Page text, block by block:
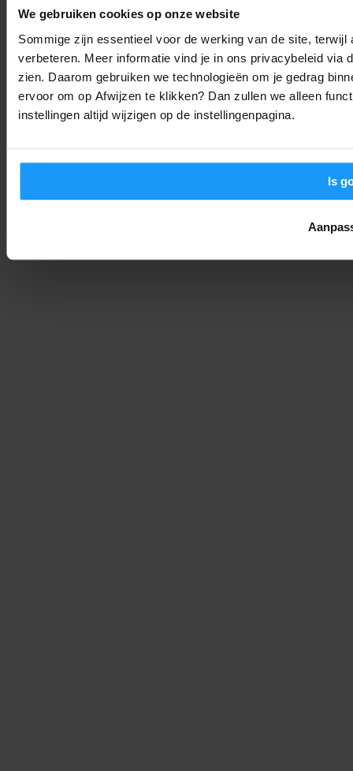
We gebruiken cookies op onze website
Sommige zijn essentieel voor de werking van de site,
verbeteren. Meer informatie vind je in ons privacybeleid via
zien. Daarom gebruiken we technologieën om je gedrag
ervoor om op Afwijzen te klikken? Dan zullen we alleen
instellingen altijd wijzigen op de instellingenpagina.
Is
Nieuws Joshua - 4. september 2025
De Philips Hue Bridge Pro is Hier: Waarom Je Smarthome Nooit
Meer Hetzelfde Zal Zijn
Nieuws Joshua - 4. september 2025